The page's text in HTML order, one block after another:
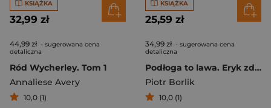
KSIĄŻKA
32,99 zł
44,99 zł - sugerowana cena
detaliczna
Ród Wycherley. Tom 1
Annaliese Avery
10,0 (1)
KSIĄŻKA
25,59 zł
34,99 zł - sugerowana cena
detaliczna
Podłoga to lawa. Eryk zdobywca światów
Piotr Borlik
10,0 (1)